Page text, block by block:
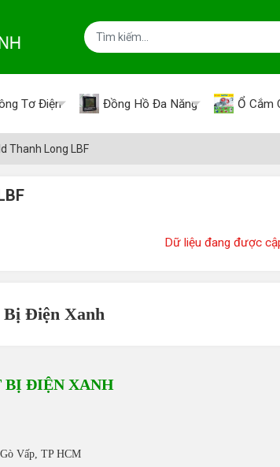
Tơ Điện Đồng Hồ Đa Năng Ổ Cắm
Thanh Long LBF
Dữ liệu đang được
Điện Xanh
BỊ ĐIỆN XANH
Vấp, TP HCM